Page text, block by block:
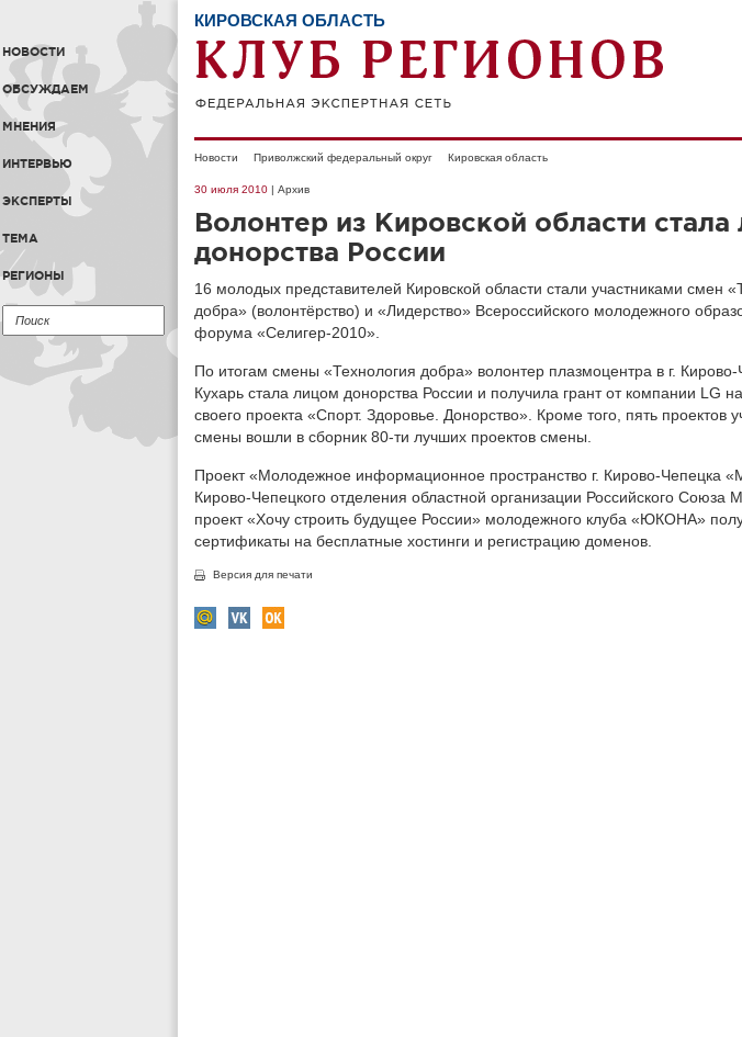
НОВОСТИ
ОБСУЖДАЕМ
МНЕНИЯ
ИНТЕРВЬЮ
ЭКСПЕРТЫ
ТЕМА
РЕГИОНЫ
КИРОВСКАЯ ОБЛАСТЬ
Новости Приволжский федеральный округ Кировская область
30 июля 2010 | Архив
Волонтер из Кировской области стала
донорства России
16 молодых представителей Кировской области стали участниками смен
добра» (волонтёрство) и «Лидерство» Всероссийского молодежного
форума «Селигер-2010».
По итогам смены «Технология добра» волонтер плазмоцентра в г.
Кухарь стала лицом донорства России и получила грант от компании LG
своего проекта «Спорт. Здоровье. Донорство». Кроме того, пять проектов
смены вошли в сборник 80-ти лучших проектов смены.
Проект «Молодежное информационное пространство г. Кирово-Чепецка
Кирово-Чепецкого отделения областной организации Российского Союза
проект «Хочу строить будущее России» молодежного клуба «ЮКОНА»
сертификаты на бесплатные хостинги и регистрацию доменов.
Версия для печати